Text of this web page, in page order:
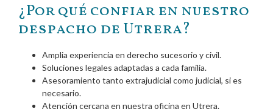
¿Por qué confiar en nuestro
despacho de Utrera?
Amplia experiencia en derecho sucesorio y civil.
Soluciones legales adaptadas a cada familia.
Asesoramiento tanto extrajudicial como judicial, si es
necesario.
Atención cercana en nuestra oficina en Utrera.